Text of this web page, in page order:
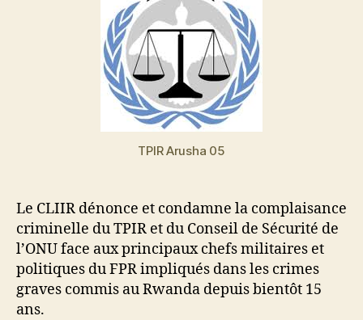
TPIR Arusha 05
Le CLIIR dénonce et condamne la complaisance
criminelle du TPIR et du Conseil de Sécurité de
l’ONU face aux principaux chefs militaires et
politiques du FPR impliqués dans les crimes
graves commis au Rwanda depuis bientôt 15
ans.